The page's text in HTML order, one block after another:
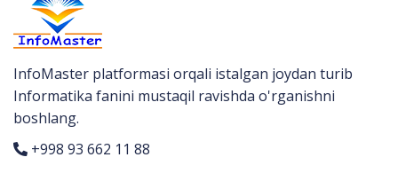
InfoMaster platformasi orqali istalgan joydan turib
Informatika fanini mustaqil ravishda o'rganishni
boshlang.
+998 93 662 11 88